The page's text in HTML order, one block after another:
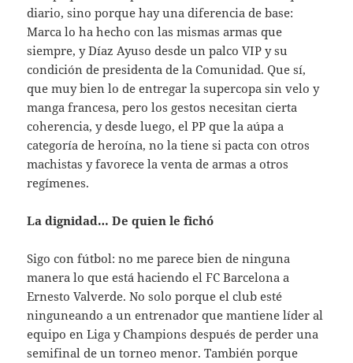
diario, sino porque hay una diferencia de base:
Marca lo ha hecho con las mismas armas que
siempre, y Díaz Ayuso desde un palco VIP y su
condición de presidenta de la Comunidad. Que sí,
que muy bien lo de entregar la supercopa sin velo y
manga francesa, pero los gestos necesitan cierta
coherencia, y desde luego, el PP que la aúpa a
categoría de heroína, no la tiene si pacta con otros
machistas y favorece la venta de armas a otros
regímenes.
La dignidad… De quien le fichó
Sigo con fútbol: no me parece bien de ninguna
manera lo que está haciendo el FC Barcelona a
Ernesto Valverde. No solo porque el club esté
ninguneando a un entrenador que mantiene líder al
equipo en Liga y Champions después de perder una
semifinal de un torneo menor. También porque